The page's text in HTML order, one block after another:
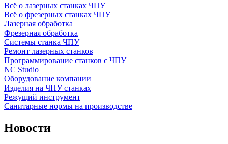
Всё о лазерных станках ЧПУ
Всё о фрезерных станках ЧПУ
Лазерная обработка
Фрезерная обработка
Системы станка ЧПУ
Ремонт лазерных станков
Программирование станков с ЧПУ
NC Studio
Оборудование компании
Изделия на ЧПУ станках
Режущий инструмент
Санитарные нормы на производстве
Новости